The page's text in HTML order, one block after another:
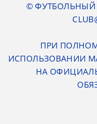
© ФУТБОЛЬНЫЙ
ПРИ
ИСПОЛЬЗОВАНИИ
НА